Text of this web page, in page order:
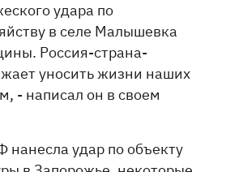
удара по
в селе Малышевка
Россия-страна-
уносить жизни наших
- написал он в своем
нанесла удар по объекту